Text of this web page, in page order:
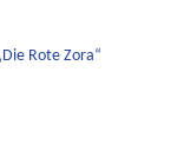
Rote Zora“